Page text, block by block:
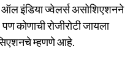
इंडिया ज्वेलर्स असोशिएशनने
रोजीरोटी जायला
म्हणणे आहे.